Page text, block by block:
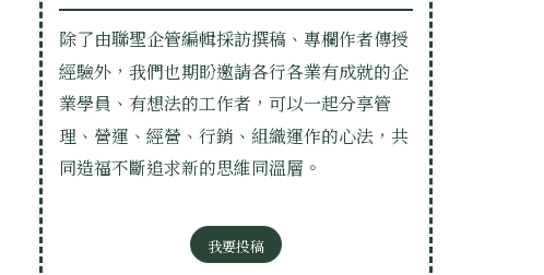
除了由聯聖企管編輯採訪撰稿、專欄作者傳授
經驗外，我們也期盼邀請各行各業有成就的企
業學員、有想法的工作者，可以一起分享管
理、營運、經營、行銷、組織運作的心法，共
同造福不斷追求新的思維同溫層。
我要投稿